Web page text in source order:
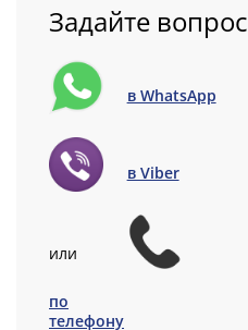
Задайте вопрос
в WhatsApp
в Viber
или
по
телефону